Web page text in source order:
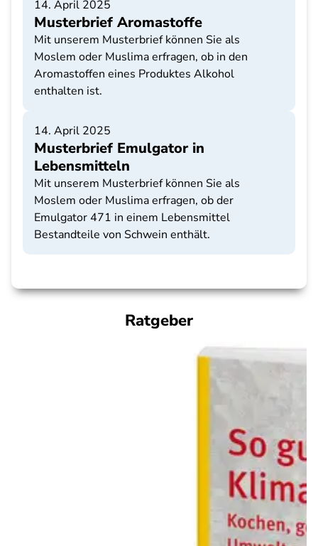
14. April 2025
Musterbrief Aromastoffe
Mit unserem Musterbrief können Sie als
Moslem oder Muslima erfragen, ob in den
Aromastoffen eines Produktes Alkohol
enthalten ist.
14. April 2025
Musterbrief Emulgator in
Lebensmitteln
Mit unserem Musterbrief können Sie als
Moslem oder Muslima erfragen, ob der
Emulgator 471 in einem Lebensmittel
Bestandteile von Schwein enthält.
Ratgeber